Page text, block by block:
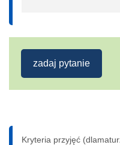
zadaj pytanie
Kryteria przyjęć